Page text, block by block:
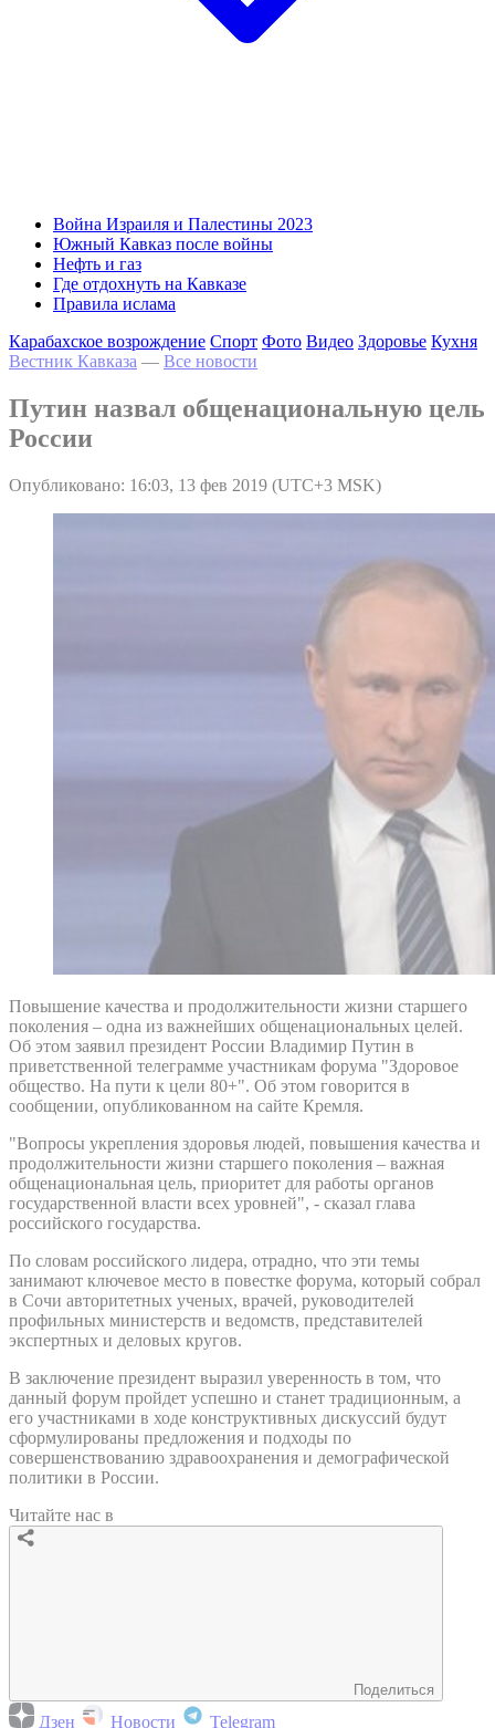
Война Израиля и Палестины 2023
Южный Кавказ после войны
Нефть и газ
Где отдохнуть на Кавказе
Правила ислама
Карабахское возрождение Спорт Фото Видео Здоровье Кухня
Вестник Кавказа — Все новости
Путин назвал общенациональную цель
России
Опубликовано: 16:03, 13 фев 2019 (UTC+3 MSK)
Повышение качества и продолжительности жизни старшего
поколения – одна из важнейших общенациональных целей.
Об этом заявил президент России Владимир Путин в
приветственной телеграмме участникам форума "Здоровое
общество. На пути к цели 80+". Об этом говорится в
сообщении, опубликованном на сайте Кремля.
"Вопросы укрепления здоровья людей, повышения качества и
продолжительности жизни старшего поколения – важная
общенациональная цель, приоритет для работы органов
государственной власти всех уровней", - сказал глава
российского государства.
По словам российского лидера, отрадно, что эти темы
занимают ключевое место в повестке форума, который собрал
в Сочи авторитетных ученых, врачей, руководителей
профильных министерств и ведомств, представителей
экспертных и деловых кругов.
В заключение президент выразил уверенность в том, что
данный форум пройдет успешно и станет традиционным, а
его участниками в ходе конструктивных дискуссий будут
сформулированы предложения и подходы по
совершенствованию здравоохранения и демографической
политики в России.
Читайте нас в
Поделиться
Дзен Новости Telegram